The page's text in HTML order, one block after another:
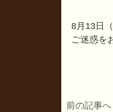
8月13日
ご迷惑を
前の記事へ